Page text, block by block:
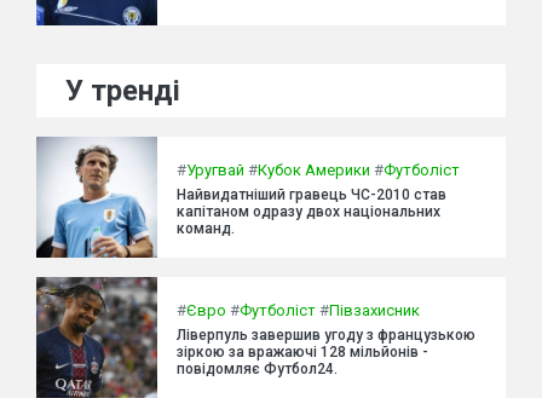
У тренді
#Уругвай #Кубок Америки #Футболіст
Найвидатніший гравець ЧС-2010 став
капітаном одразу двох національних
команд.
#Євро #Футболіст #Півзахисник
Ліверпуль завершив угоду з французькою
зіркою за вражаючі 128 мільйонів -
повідомляє Футбол24.